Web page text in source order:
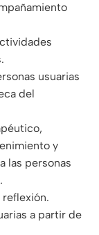
usuarias
del
y
las personas
a partir de